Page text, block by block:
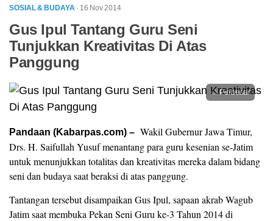
SOSIAL & BUDAYA · 16 Nov 2014
Gus Ipul Tantang Guru Seni
Tunjukkan Kreativitas Di Atas
Panggung
Perbesar
Pandaan (Kabarpas.com) – Wakil Gubernur Jawa Timur,
Drs. H. Saifullah Yusuf menantang para guru kesenian se-Jatim
untuk menunjukkan totalitas dan kreativitas mereka dalam bidang
seni dan budaya saat beraksi di atas panggung.
Tantangan tersebut disampaikan Gus Ipul, sapaan akrab Wagub
Jatim saat membuka Pekan Seni Guru ke-3 Tahun 2014 di